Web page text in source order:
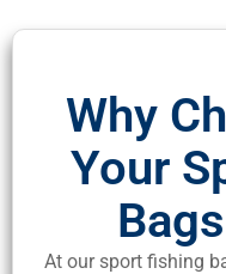
Why
Your
At our sport fishing